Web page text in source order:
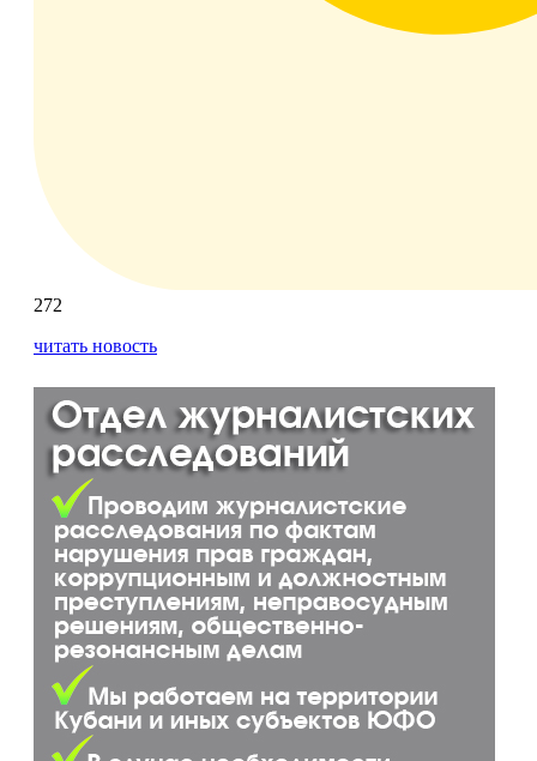
272
читать новость